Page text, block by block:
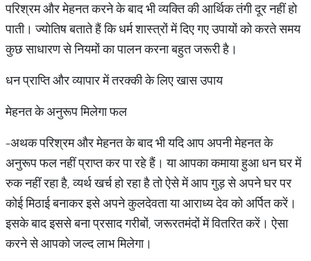
परिश्रम और मेहनत करने के बाद भी व्यक्ति की आर्थिक तंगी दूर नहीं हो
पाती। ज्योतिष बताते हैं कि धर्म शास्त्रों में दिए गए उपायों को करते समय
कुछ साधारण से नियमों का पालन करना बहुत जरूरी है।
धन प्राप्ति और व्यापार में तरक्की के लिए खास उपाय
मेहनत के अनुरूप मिलेगा फल
-अथक परिश्रम और मेहनत के बाद भी यदि आप अपनी मेहनत के
अनुरूप फल नहीं प्राप्त कर पा रहे हैं। या आपका कमाया हुआ धन घर में
रुक नहीं रहा है, व्यर्थ खर्च हो रहा है तो ऐसे में आप गुड़ से अपने घर पर
कोई मिठाई बनाकर इसे अपने कुलदेवता या आराध्य देव को अर्पित करें।
इसके बाद इससे बना प्रसाद गरीबों, जरूरतमंदों में वितरित करें। ऐसा
करने से आपको जल्द लाभ मिलेगा।